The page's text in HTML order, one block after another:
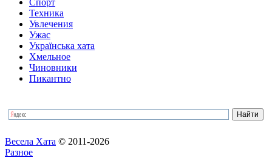
Техника
Увлечения
Ужас
Українська хата
Хмельное
Чиновники
Пикантно
Весела Хата © 2011-2026
Разное